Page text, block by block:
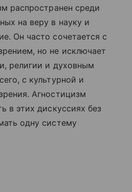
распространен среди
на веру в науку и
Он часто сочетается с
но не исключает
религии и духовным
с культурной и
Агностицизм
в этих дискуссиях без
одну систему